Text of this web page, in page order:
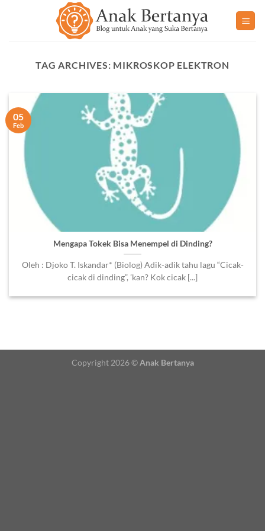
TAG ARCHIVES: MIKROSKOP ELEKTRON
Mengapa Tokek Bisa Menempel di Dinding?
Oleh : Djoko T. Iskandar* (Biolog) Adik-adik tahu lagu “Cicak-
cicak di dinding”, ’kan? Kok cicak [...]
05
Feb
Copyright 2026 ©Anak Bertanya